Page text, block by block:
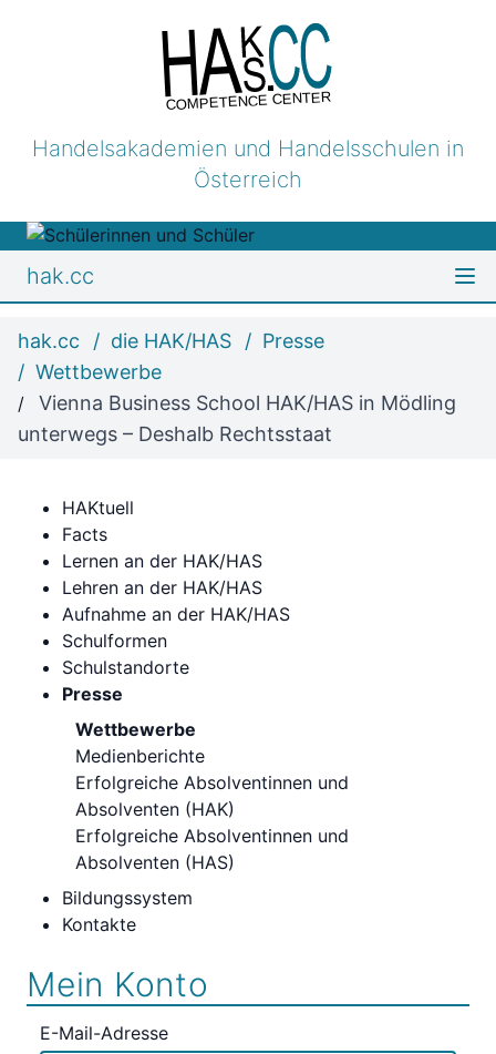
COMPETENCE CENTER
Handelsakademien und Handelsschulen in
Österreich
hak.cc
hak.cc die HAK/HAS
Presse
Wettbewerbe
Vienna Business School HAK/HAS in Mödling
unterwegs – Deshalb Rechtsstaat
HAKtuell
Facts
Lernen an der HAK/HAS
Lehren an der HAK/HAS
Aufnahme an der HAK/HAS
Schulformen
Schulstandorte
Presse
Wettbewerbe
Medienberichte
Erfolgreiche Absolventinnen und
Absolventen (HAK)
Erfolgreiche Absolventinnen und
Absolventen (HAS)
Bildungssystem
Kontakte
Mein Konto
E-Mail-Adresse